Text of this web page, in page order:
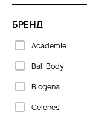
БРЕНД
Academie
Bali Body
Biogena
Celenes